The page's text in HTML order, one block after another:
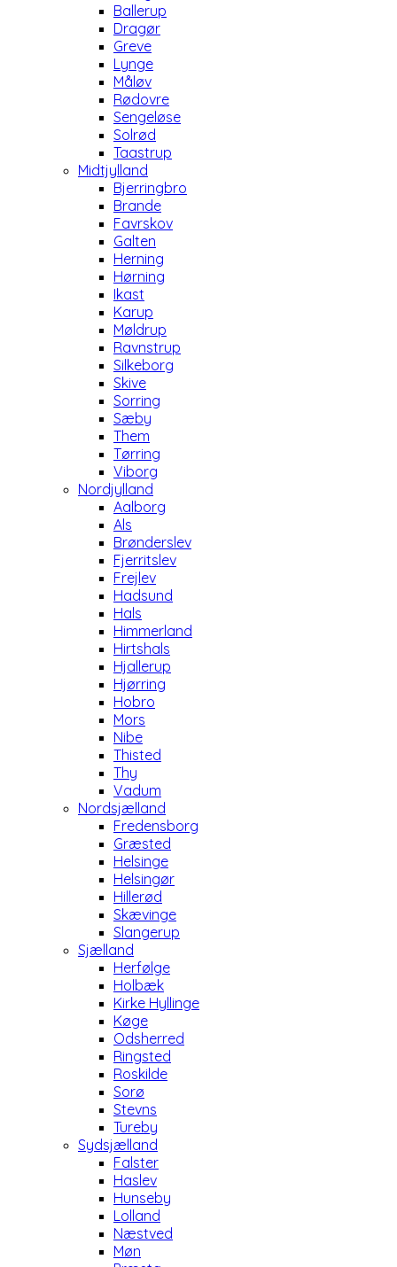
Ballerup
Dragør
Greve
Lynge
Måløv
Rødovre
Sengeløse
Solrød
Taastrup
Midtjylland
Bjerringbro
Brande
Favrskov
Galten
Herning
Hørning
Ikast
Karup
Møldrup
Ravnstrup
Silkeborg
Skive
Sorring
Sæby
Them
Tørring
Viborg
Nordjylland
Aalborg
Als
Brønderslev
Fjerritslev
Frejlev
Hadsund
Hals
Himmerland
Hirtshals
Hjallerup
Hjørring
Hobro
Mors
Nibe
Thisted
Thy
Vadum
Nordsjælland
Fredensborg
Græsted
Helsinge
Helsingør
Hillerød
Skævinge
Slangerup
Sjælland
Herfølge
Holbæk
Kirke Hyllinge
Køge
Odsherred
Ringsted
Roskilde
Sorø
Stevns
Tureby
Sydsjælland
Falster
Haslev
Hunseby
Lolland
Næstved
Møn